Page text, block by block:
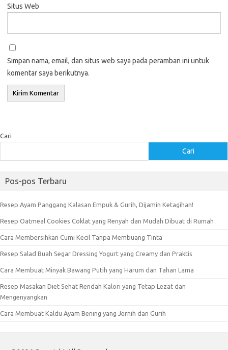
Situs Web
Simpan nama, email, dan situs web saya pada peramban ini untuk
komentar saya berikutnya.
Cari
Cari
Pos-pos Terbaru
Resep Ayam Panggang Kalasan Empuk & Gurih, Dijamin Ketagihan!
Resep Oatmeal Cookies Coklat yang Renyah dan Mudah Dibuat di Rumah
Cara Membersihkan Cumi Kecil Tanpa Membuang Tinta
Resep Salad Buah Segar Dressing Yogurt yang Creamy dan Praktis
Cara Membuat Minyak Bawang Putih yang Harum dan Tahan Lama
Resep Masakan Diet Sehat Rendah Kalori yang Tetap Lezat dan
Mengenyangkan
Cara Membuat Kaldu Ayam Bening yang Jernih dan Gurih